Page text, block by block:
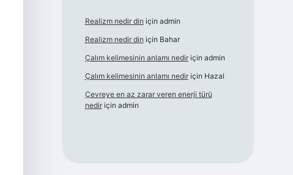
Realizm nedir din için admin
Realizm nedir din için Bahar
Çalım kelimesinin anlamı nediriçin admin
Çalım kelimesinin anlamı nediriçin Hazal
Çevreye en az zarar veren enerji türü
nediriçin admin